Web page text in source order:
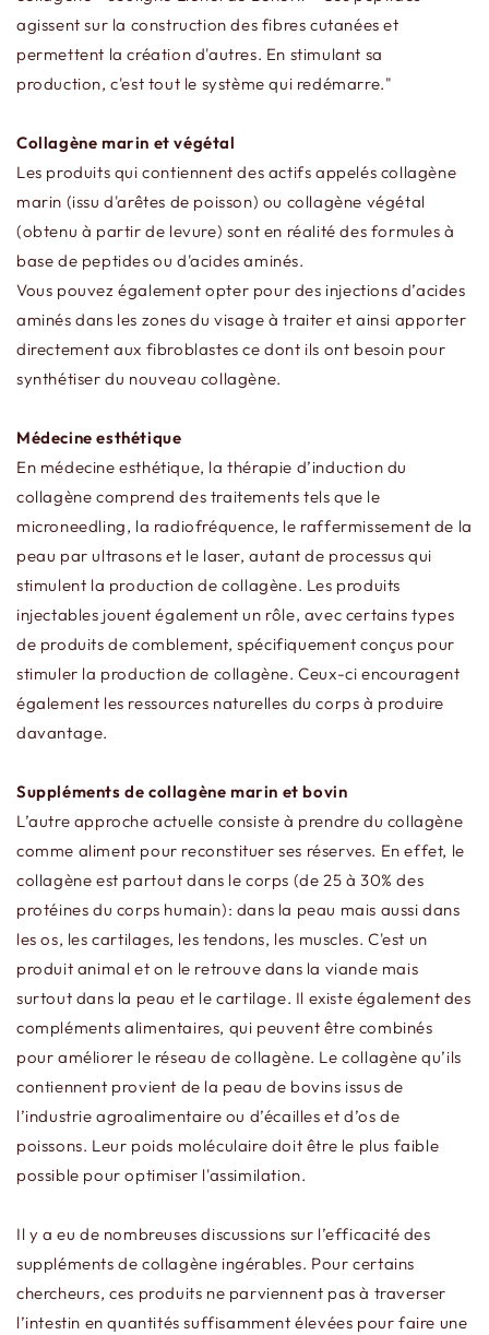
agissent sur la construction des fibres cutanées et
permettent la création d'autres. En stimulant sa
production, c'est tout le système qui redémarre."
Collagène marin et végétal
Les produits qui contiennent des actifs appelés collagène
marin (issu d'arêtes de poisson) ou collagène végétal
(obtenu à partir de levure) sont en réalité des formules à
base de peptides ou d'acides aminés.
Vous pouvez également opter pour des injections d’acides
aminés dans les zones du visage à traiter et ainsi apporter
directement aux fibroblastes ce dont ils ont besoin pour
synthétiser du nouveau collagène.
Médecine esthétique
En médecine esthétique, la thérapie d’induction du
collagène comprend des traitements tels que le
microneedling, la radiofréquence, le raffermissement de la
peau par ultrasons et le laser, autant de processus qui
stimulent la production de collagène. Les produits
injectables jouent également un rôle, avec certains types
de produits de comblement, spécifiquement conçus pour
stimuler la production de collagène. Ceux-ci encouragent
également les ressources naturelles du corps à produire
davantage.
Suppléments de collagène marin et bovin
L’autre approche actuelle consiste à prendre du collagène
comme aliment pour reconstituer ses réserves. En effet, le
collagène est partout dans le corps (de 25 à 30% des
protéines du corps humain): dans la peau mais aussi dans
les os, les cartilages, les tendons, les muscles. C'est un
produit animal et on le retrouve dans la viande mais
surtout dans la peau et le cartilage. Il existe également des
compléments alimentaires, qui peuvent être combinés
pour améliorer le réseau de collagène. Le collagène qu’ils
contiennent provient de la peau de bovins issus de
l’industrie agroalimentaire ou d’écailles et d’os de
poissons. Leur poids moléculaire doit être le plus faible
possible pour optimiser l'assimilation.
Il y a eu de nombreuses discussions sur l’efficacité des
suppléments de collagène ingérables. Pour certains
chercheurs, ces produits ne parviennent pas à traverser
l’intestin en quantités suffisamment élevées pour faire une